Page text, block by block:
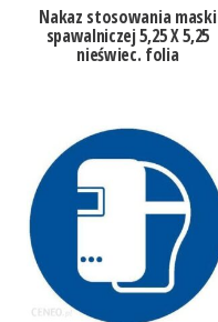
Nakaz stosowania maski
spawalniczej 5,25 X 5,25
nieświec. folia